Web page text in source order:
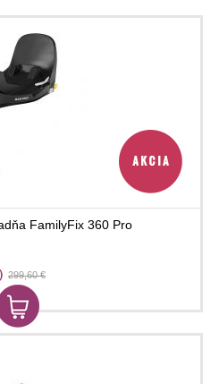
FamilyFix 360 Pro
299,60 €